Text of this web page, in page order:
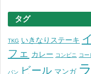
タグ
TKG いきなりステーキ
フェ カレー コンビニ コー
パン ビール マンガ